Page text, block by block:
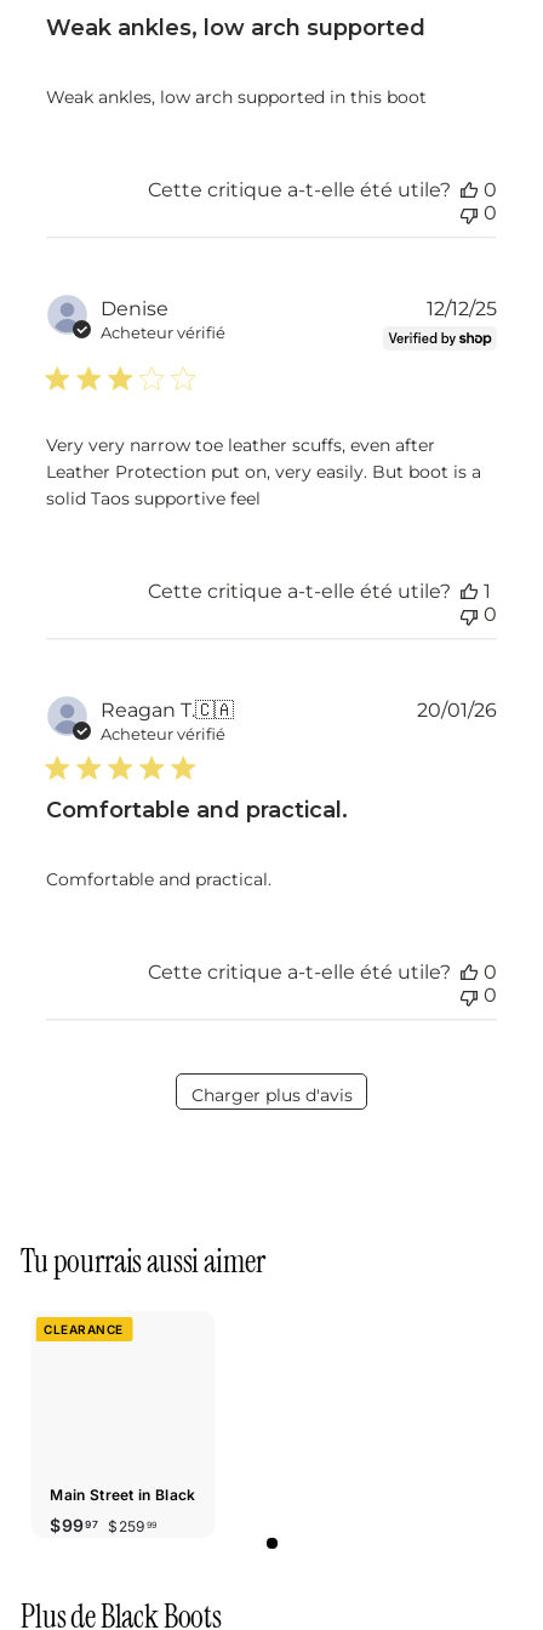
Weak ankles, low arch supported
Weak ankles, low arch supported in this boot
Cette critique a-t-elle été utile?
0
0
Denise
Acheteur vérifié
Very very narrow toe leather scuffs, even after
Leather Protection put on, very easily. But boot is a
solid Taos supportive feel
Date
12/12/25
Cette critique a-t-elle été utile?
1
0
Reagan T.🇨🇦
Acheteur vérifié
Comfortable and practical.
Comfortable and practical.
Date
20/01/26
Cette critique a-t-elle été utile?
0
0
Charger plus d'avis
Tu pourrais aussi aimer
CLEARANCE
Main Street in Black
Prix
$9997$99.97
Prix
$259 99$259.99
Plus deBlack Boots